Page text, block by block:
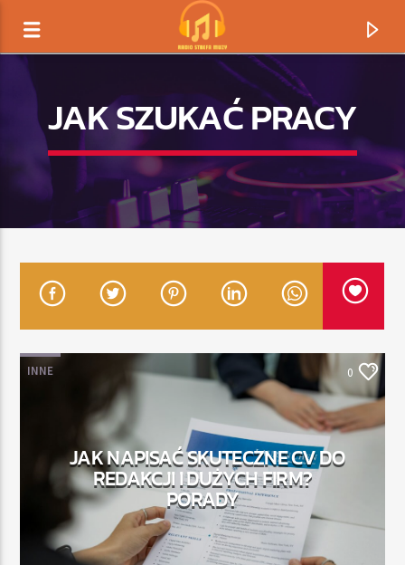
TYTUŁ
TERAZ
RADIO STREFA MUZY
11:00 20:00
JAK SZUKAĆ PRACY
INNE 0
JAK NAPISAĆ SKUTECZNE CV DO
REDAKCJI I DUŻYCH FIRM?
PORADY